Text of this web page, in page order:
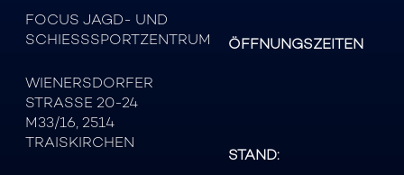
FOCUS JAGD- UND
SCHIESSSPORTZENTRUM
WIENERSDORFER
STRASSE 20-24
M33/16, 2514
TRAISKIRCHEN
ÖFFNUNGSZEITEN
STAND: